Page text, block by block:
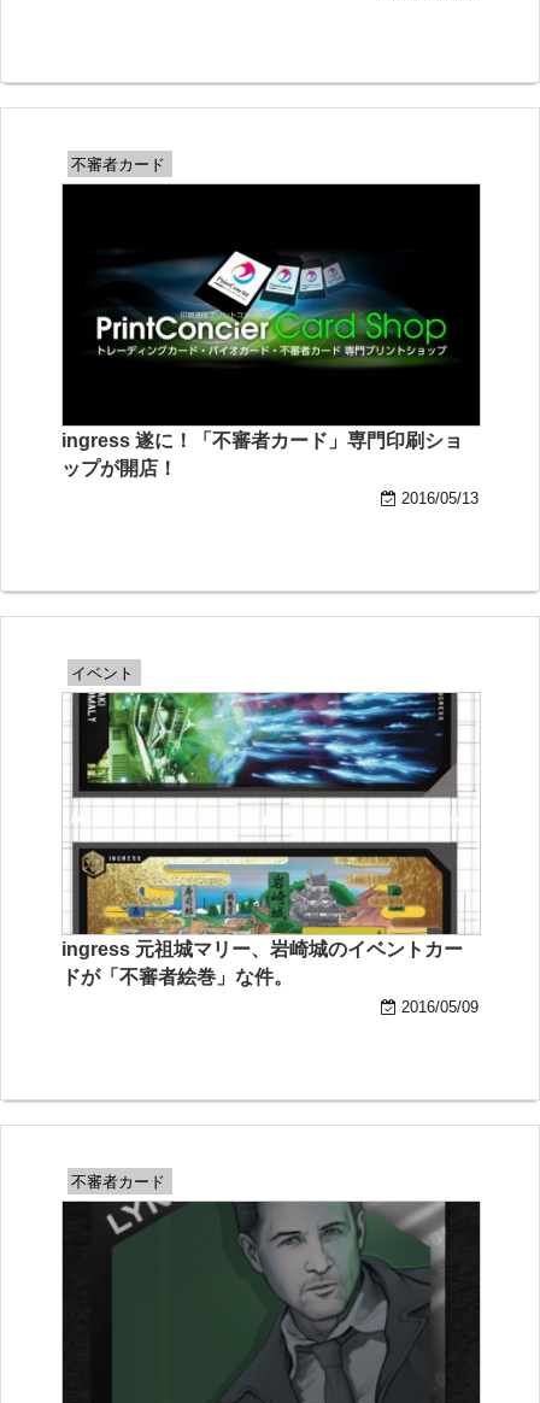
不審者カード
ingress 遂に！「不審者カード」専門印刷ショ
ップが開店！
2016/05/13
イベント
ingress 元祖城マリー、岩崎城のイベントカー
ドが「不審者絵巻」な件。
2016/05/09
不審者カード